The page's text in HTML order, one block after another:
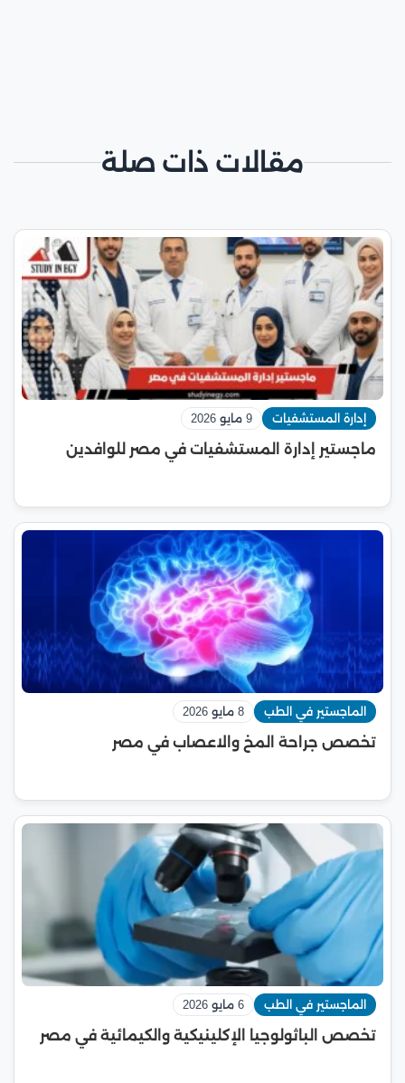
مقالات ذات صلة
إدارة المستشفيات 9 مايو 2026
ماجستير إدارة المستشفيات في مصر للوافدين
الماجستير في الطب 8 مايو 2026
تخصص جراحة المخ والاعصاب في مصر
الماجستير في الطب 6 مايو 2026
تخصص الباثولوجيا الإكلينيكية والكيمائية في مصر